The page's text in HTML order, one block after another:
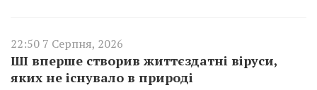
22:50 7 Серпня, 2026
ШІ вперше створив життєздатні віруси,
яких не існувало в природі